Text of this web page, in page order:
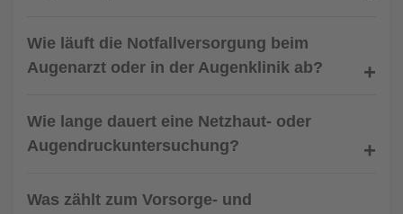
Wie läuft die Notfallversorgung beim
Augenarzt oder in der Augenklinik ab?
Wie lange dauert eine Netzhaut- oder
Augendruckuntersuchung?
Was zählt zum Vorsorge- und